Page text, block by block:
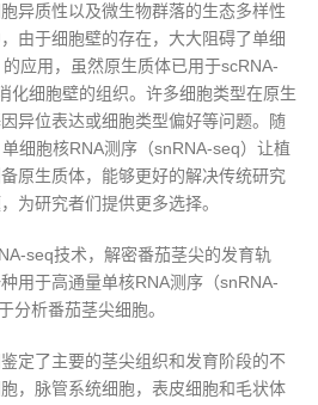
异质性以及微生物群落的生态多样性
由于细胞壁的存在，大大阻碍了单细
应用，虽然原生质体已用于scRNA-
化细胞壁的组织。许多细胞类型在原生
异位表达或细胞类型偏好等问题。随
细胞核RNA测序（snRNA-seq）让植
原生质体，能够更好的解决传统研究
为研究者们提供更多选择。
seq技术，解密番茄茎尖的发育轨
用于高通量单核RNA测序（snRNA-
分析番茄茎尖细胞。
定了主要的茎尖组织和发育阶段的不
，脉管系统细胞，表皮细胞和毛状体